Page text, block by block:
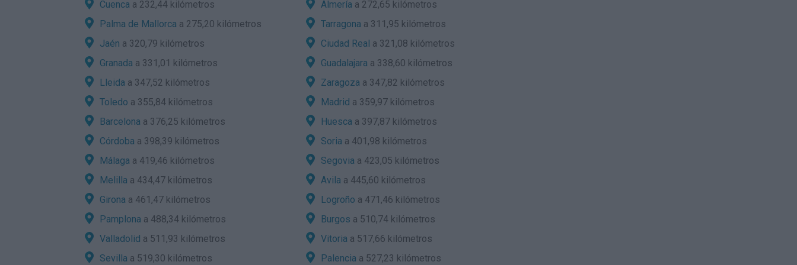
Cuenca a 232,44 kilómetros Almería a 272,65 kilómetros
Palma de Mallorca a 275,20 kilómetros Tarragona a 311,95 kilómetros
Jaén a 320,79 kilómetros Ciudad Real a 321,08 kilómetros
Granada a 331,01 kilómetros Guadalajara a 338,60 kilómetros
Lleida a 347,52 kilómetros Zaragoza a 347,82 kilómetros
Toledo a 355,84 kilómetros Madrid a 359,97 kilómetros
Barcelona a 376,25 kilómetros Huesca a 397,87 kilómetros
Córdoba a 398,39 kilómetros Soria a 401,98 kilómetros
Málaga a 419,46 kilómetros Segovia a 423,05 kilómetros
Melilla a 434,47 kilómetros Avila a 445,60 kilómetros
Girona a 461,47 kilómetros Logroño a 471,46 kilómetros
Pamplona a 488,34 kilómetros Burgos a 510,74 kilómetros
Valladolid a 511,93 kilómetros Vitoria a 517,66 kilómetros
Sevilla a 519,30 kilómetros Palencia a 527,23 kilómetros